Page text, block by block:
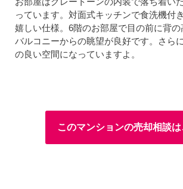
っています。対面式キッチンで食洗機付
嬉しい仕様。6階のお部屋で目の前に背
バルコニーからの眺望が良好です。さら
の良い空間になっていますよ。
このマンションの売却相談は